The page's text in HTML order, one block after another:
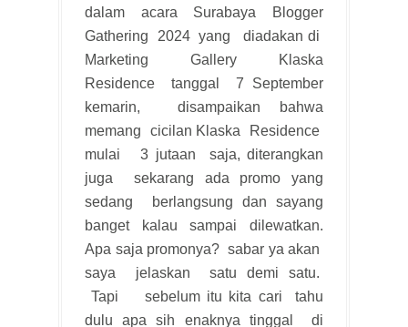
dalam acara Surabaya Blogger
Gathering 2024 yang diadakan di
Marketing Gallery Klaska
Residence tanggal 7 September
kemarin, disampaikan bahwa
memang cicilan Klaska Residence
mulai 3 jutaan saja, diterangkan
juga sekarang ada promo yang
sedang berlangsung dan sayang
banget kalau sampai dilewatkan.
Apa saja promonya? sabar ya akan
saya jelaskan satu demi satu.
Tapi sebelum itu kita cari tahu
dulu apa sih enaknya tinggal di